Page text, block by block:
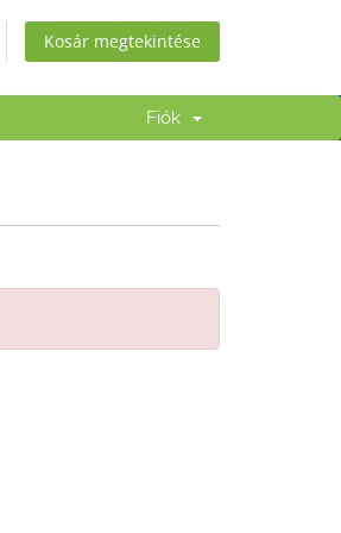
Kosár megtekintése
Fiók